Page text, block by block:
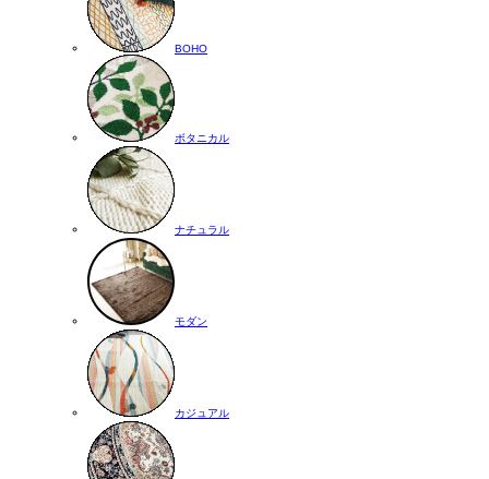
BOHO
ボタニカル
ナチュラル
モダン
カジュアル